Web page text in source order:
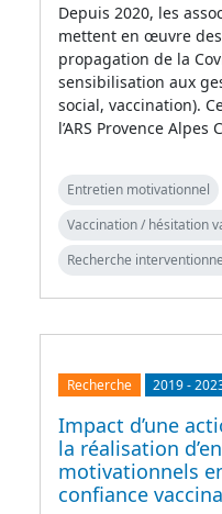
Depuis 2020, les
mettent en œuvre
propagation de la
sensibilisation aux
social, vaccination).
l’ARS Provence Alpes
Entretien motivationnel
Vaccination / hésitation
Recherche
Recherche 2019-
Impact d’une
la réalisation
motivationnels
confiance